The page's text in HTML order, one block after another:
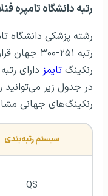
رتبه دانشگاه تامپره
رتبه ۲۵۱-
رنکینگ تايمز
در جدول زیر می‌توانید
رنکینگ‌های جهانی
سيستم رتبه‌بندی
QS